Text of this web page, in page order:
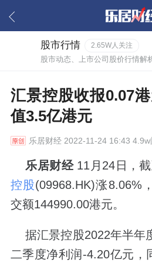
股市行情 2.65W人关注
股市动态、上市公司股价行情解
汇景控股收报0.07
值3.5亿港元
乐居财经2022-11-24 16:43 4.9w
乐居财经11月24日，截
控股(09968.HK)涨8.06%
交额144990.00港元。
据汇景控股2022年半年
二季度净利润-4.20亿元，